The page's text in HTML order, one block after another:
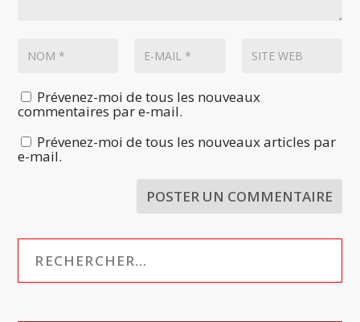
Prévenez-moi de tous les nouveaux
commentaires par e-mail.
Prévenez-moi de tous les nouveaux articles par
e-mail.